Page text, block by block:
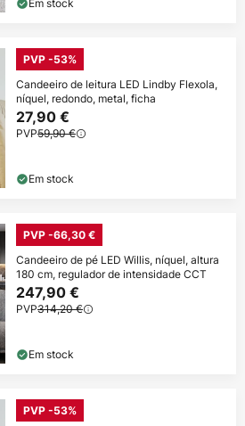
PVP -53%
Candeeiro de leitura LED Lindby Flexola,
níquel, redondo, metal, ficha
27,90 €
PVP59,90 €
Em stock
PVP -66,30 €
Candeeiro de pé LED Willis, níquel, altura
180 cm, regulador de intensidade CCT
247,90 €
PVP314,20 €
Em stock
PVP -53%